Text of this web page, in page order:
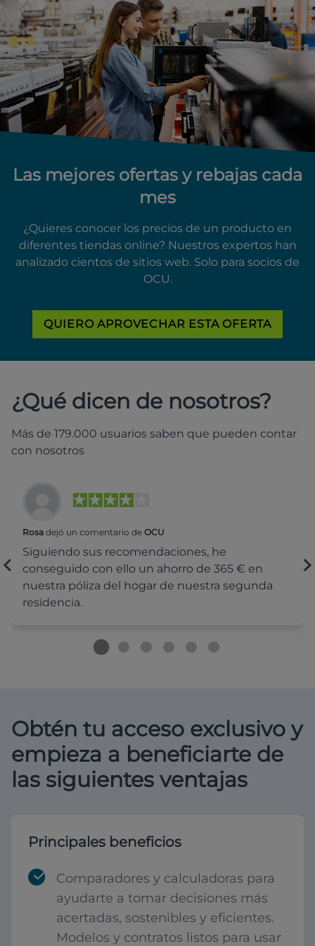
Las mejores ofertas y rebajas cada
mes
¿Quieres conocer los precios de un producto en
diferentes tiendas online? Nuestros expertos han
analizado cientos de sitios web. Solo para socios de
OCU.
QUIERO APROVECHAR ESTA OFERTA
¿Qué dicen de nosotros?
Más de 179.000 usuarios saben que pueden contar
con nosotros
Rosa dejó un comentario de OCU
Siguiendo sus recomendaciones, he
conseguido con ello un ahorro de 365 € en
nuestra póliza del hogar de nuestra segunda
residencia.
Obtén tu acceso exclusivo y
empieza a beneficiarte de
las siguientes ventajas
Principales beneficios
Comparadores y calculadoras para
ayudarte a tomar decisiones más
acertadas, sostenibles y eficientes.
Modelos y contratos listos para usar